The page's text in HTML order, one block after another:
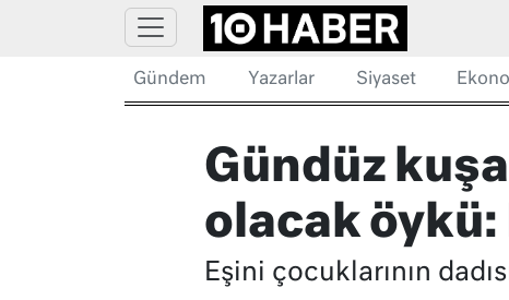
Gündem Yazarlar Siyaset
Gündüz
olacak öykü:
Eşini çocuklarının